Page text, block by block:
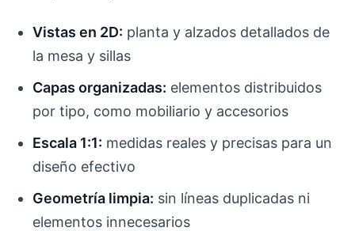
Vistas en 2D: planta y alzados detallados de
la mesa y sillas
Capas organizadas: elementos distribuidos
por tipo, como mobiliario y accesorios
Escala 1:1: medidas reales y precisas para un
diseño efectivo
Geometría limpia: sin líneas duplicadas ni
elementos innecesarios